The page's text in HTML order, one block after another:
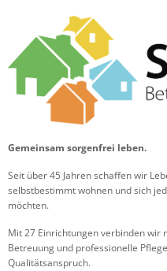
Gemeinsam sorgenfrei leben.
Seit über 45 Jahren schaffen wir
selbstbestimmt wohnen und sich
möchten.
Mit 27 Einrichtungen verbinden wir
Betreuung und professionelle
Qualitätsanspruch.